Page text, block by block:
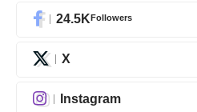
24.5KFollowers
X
Instagram